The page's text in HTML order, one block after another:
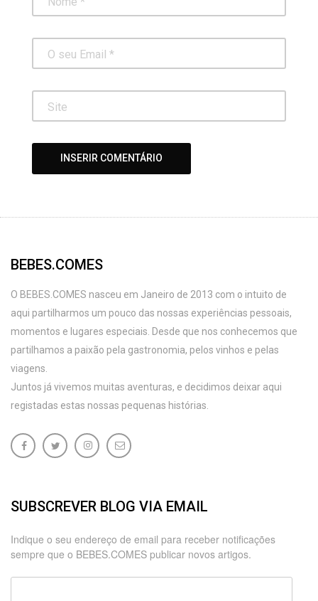
BEBES.COMES
O BEBES.COMES nasceu em Janeiro de 2013 com o intuito de
aqui partilharmos um pouco das nossas experiências pessoais,
momentos e lugares especiais. Desde que nos conhecemos que
partilhamos a paixão pela gastronomia, pelos vinhos e pelas
viagens.
Juntos já vivemos muitas aventuras, e decidimos deixar aqui
registadas estas nossas pequenas histórias.
SUBSCREVER BLOG VIA EMAIL
Indique o seu endereço de email para receber notificações
sempre que o BEBES.COMES publicar novos artigos.